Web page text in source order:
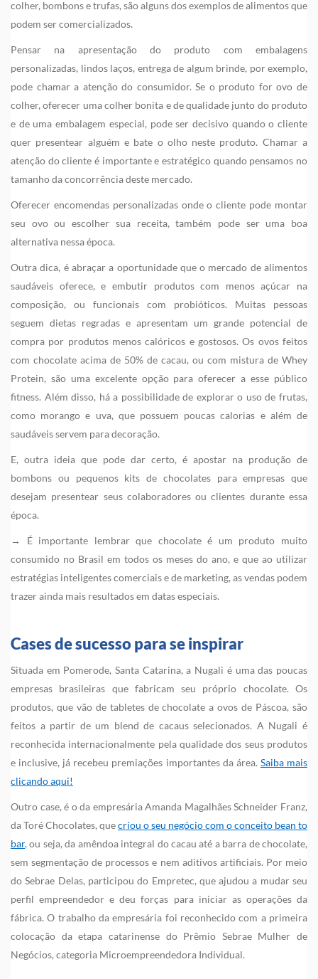
colher, bombons e trufas, são alguns dos exemplos de alimentos que
podem ser comercializados.
Pensar na apresentação do produto com embalagens
personalizadas, lindos laços, entrega de algum brinde, por exemplo,
pode chamar a atenção do consumidor. Se o produto for ovo de
colher, oferecer uma colher bonita e de qualidade junto do produto
e de uma embalagem especial, pode ser decisivo quando o cliente
quer presentear alguém e bate o olho neste produto. Chamar a
atenção do cliente é importante e estratégico quando pensamos no
tamanho da concorrência deste mercado.
Oferecer encomendas personalizadas onde o cliente pode montar
seu ovo ou escolher sua receita, também pode ser uma boa
alternativa nessa época.
Outra dica, é abraçar a oportunidade que o mercado de alimentos
saudáveis oferece, e embutir produtos com menos açúcar na
composição, ou funcionais com probióticos. Muitas pessoas
seguem dietas regradas e apresentam um grande potencial de
compra por produtos menos calóricos e gostosos. Os ovos feitos
com chocolate acima de 50% de cacau, ou com mistura de Whey
Protein, são uma excelente opção para oferecer a esse público
fitness. Além disso, há a possibilidade de explorar o uso de frutas,
como morango e uva, que possuem poucas calorias e além de
saudáveis servem para decoração.
E, outra ideia que pode dar certo, é apostar na produção de
bombons ou pequenos kits de chocolates para empresas que
desejam presentear seus colaboradores ou clientes durante essa
época.
→ É importante lembrar que chocolate é um produto muito
consumido no Brasil em todos os meses do ano, e que ao utilizar
estratégias inteligentes comerciais e de marketing, as vendas podem
trazer ainda mais resultados em datas especiais.
Cases de sucesso para se inspirar
Situada em Pomerode, Santa Catarina, a Nugali é uma das poucas
empresas brasileiras que fabricam seu próprio chocolate. Os
produtos, que vão de tabletes de chocolate a ovos de Páscoa, são
feitos a partir de um blend de cacaus selecionados. A Nugali é
reconhecida internacionalmente pela qualidade dos seus produtos
e inclusive, já recebeu premiações importantes da área. Saiba mais
clicando aqui!
Outro case, é o da empresária Amanda Magalhães Schneider Franz,
da Toré Chocolates, quecriou o seu negócio com o conceito bean to
bar, ou seja, da amêndoa integral do cacau até a barra de chocolate,
sem segmentação de processos e nem aditivos artificiais. Por meio
do Sebrae Delas, participou do Empretec, que ajudou a mudar seu
perfil empreendedor e deu forças para iniciar as operações da
fábrica. O trabalho da empresária foi reconhecido com a primeira
colocação da etapa catarinense do Prêmio Sebrae Mulher de
Negócios, categoria Microempreendedora Individual.